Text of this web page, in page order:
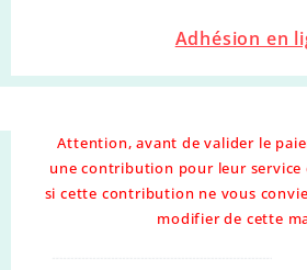
Adhésion en
Attention, avant de valider le
une contribution pour leur service
si cette contribution ne vous
modifier de cette